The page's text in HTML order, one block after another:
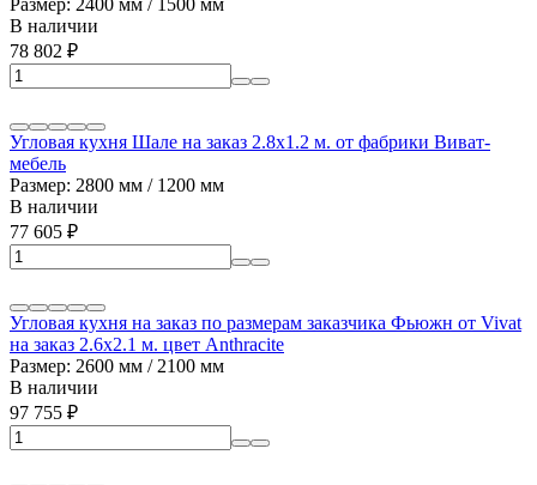
В наличии
78 802 ₽
Угловая кухня Шале на заказ 2.8х1.2 м. от фабрики Виват-
мебель
Размер: 2800 мм / 1200 мм
В наличии
77 605 ₽
Угловая кухня на заказ по размерам заказчика Фьюжн от Vivat
на заказ 2.6х2.1 м. цвет Anthracite
Размер: 2600 мм / 2100 мм
В наличии
97 755 ₽